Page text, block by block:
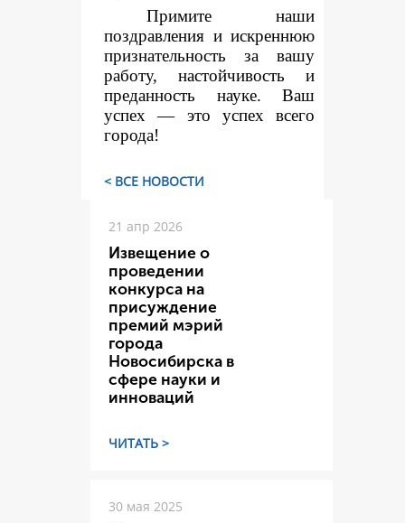
Примите наши
поздравления и искреннюю
признательность за вашу
работу, настойчивость и
преданность науке. Ваш
успех — это успех всего
города!
< ВСЕ НОВОСТИ
21 апр 2026
Извещение о
проведении
конкурса на
присуждение
премий мэрий
города
Новосибирска в
сфере науки и
инноваций
ЧИТАТЬ >
30 мая 2025